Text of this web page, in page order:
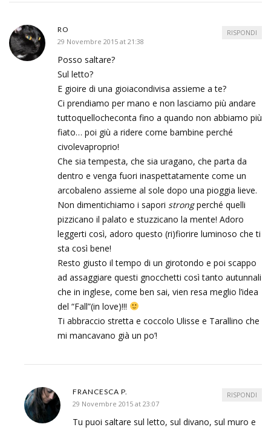
RO
29 Novembre 2015 at 21:38
Posso saltare?
Sul letto?
E gioire di una gioiacondivisa assieme a te?
Ci prendiamo per mano e non lasciamo più andare
tuttoquellocheconta fino a quando non abbiamo più
fiato… poi giù a ridere come bambine perché
civolevaproprio!
Che sia tempesta, che sia uragano, che parta da
dentro e venga fuori inaspettatamente come un
arcobaleno assieme al sole dopo una pioggia lieve.
Non dimentichiamo i sapori strongperché quelli
pizzicano il palato e stuzzicano la mente! Adoro
leggerti così, adoro questo (ri)fiorire luminoso che ti
sta così bene!
Resto giusto il tempo di un girotondo e poi scappo
ad assaggiare questi gnocchetti così tanto autunnali
che in inglese, come ben sai, vien resa meglio l’idea
del “Fall”(in love)!!!
Ti abbraccio stretta e coccolo Ulisse e Tarallino che
mi mancavano già un po’!
RISPONDI
FRANCESCA P.
29 Novembre 2015 at 23:07
Tu puoi saltare sul letto, sul divano, sul muro e
RISPONDI